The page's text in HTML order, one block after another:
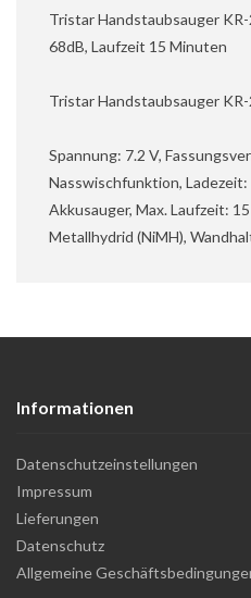
Tristar Handstaubsauger
68dB, Laufzeit 15 Minuten
Tristar Handstaubsauger
Spannung: 7.2 V,
Nasswischfunktion,
Akkusauger, Max. Laufzeit:
Metallhydrid (NiMH),
Informationen
Datenschutzeinstellungen
Impressum
Lieferungen
Datenschutz
Allgemeine